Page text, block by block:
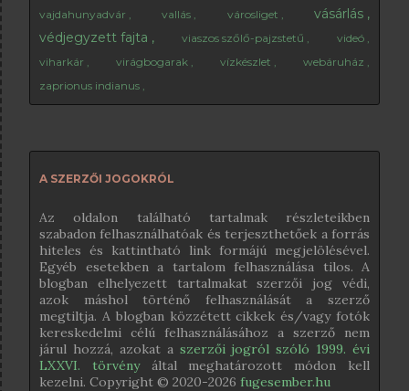
vajdahunyadvár
vallás városliget
vásárlás
védjegyzett fajta
viaszos szőlő-pajzstetű
videó
viharkár
virágbogarak vízkészlet
webáruház
zaprionus indianus
A SZERZŐI JOGOKRÓL
Az oldalon található tartalmak részleteikben
szabadon felhasználhatóak és terjeszthetőek a forrás
hiteles és kattintható link formájú megjelölésével.
Egyéb esetekben a tartalom felhasználása tilos. A
blogban elhelyezett tartalmakat szerzői jog védi,
azok máshol történő felhasználását a szerző
megtiltja. A blogban közzétett cikkek és/vagy fotók
kereskedelmi célú felhasználásához a szerző nem
járul hozzá, azokat a szerzői jogról szóló 1999. évi
LXXVI. törvényáltal meghatározott módon kell
kezelni. Copyright © 2020-2026 fugesember.hu